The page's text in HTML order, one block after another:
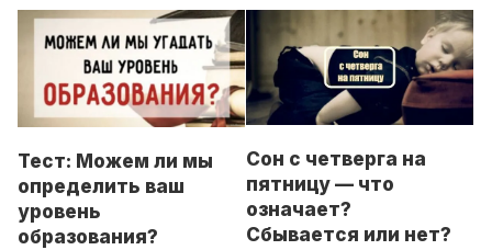
Тест: Можем ли мы
определить ваш
уровень
образования?
Сон с четверга на
пятницу — что
означает?
Сбывается или нет?